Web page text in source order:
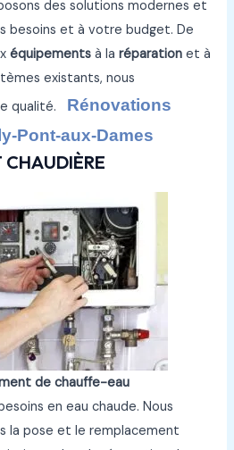
des solutions modernes et
besoins et à votre budget. De
équipements à laréparation et à
existants, nous
qualité. Rénovations
Pont-aux-Dames
de chauffe-eau
en eau chaude. Nous
la pose et le remplacement